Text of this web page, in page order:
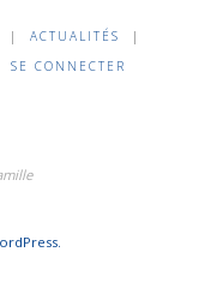
| ACTUALITÉS
|
SE CONNECTER